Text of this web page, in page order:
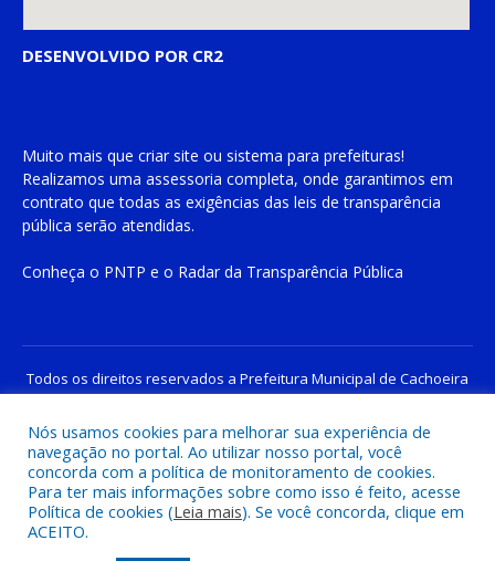
DESENVOLVIDO POR CR2
Muito mais que criar site ou sistema para prefeituras!
Realizamos uma assessoria completa, onde garantimos em
contrato que todas as exigências das leis de transparência
pública serão atendidas.
Conheça o PNTP e o Radar da Transparência Pública
Todos os direitos reservados a Prefeitura Municipal de Cachoeira
do Piriá
Mapa do Site
Acessar Área Administrativa
Acessar o Webmail
Nós usamos cookies para melhorar sua experiência de
navegação no portal. Ao utilizar nosso portal, você
concorda com a política de monitoramento de cookies.
Para ter mais informações sobre como isso é feito, acesse
Política de cookies (Leia mais). Se você concorda, clique em
ACEITO.